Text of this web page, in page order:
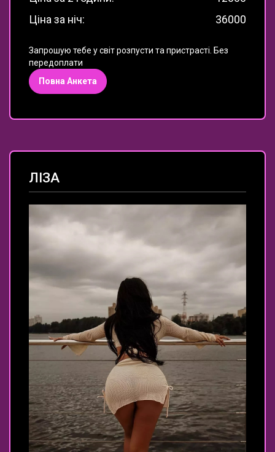
Ціна за ніч:
36000
Запрошую тебе у світ розпусти та пристрасті. Без
передоплати
Повна Анкета
ЛІЗА